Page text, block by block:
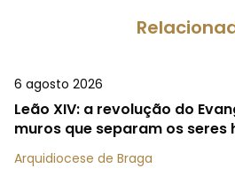
6 agosto 2026
Leão XIV: a revolução do
muros que separam os seres
Arquidiocese de Braga